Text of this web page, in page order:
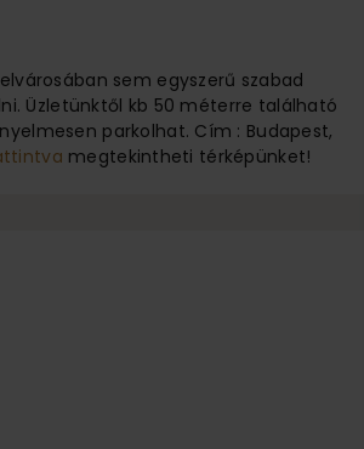
sem egyszerű szabad
Üzletünktől kb 50 méterre található
parkolhat. Cím : Budapest,
megtekintheti térképünket!